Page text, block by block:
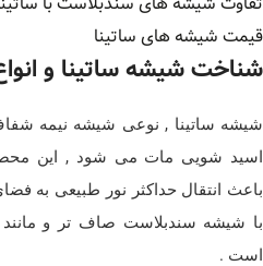
قیمت شیشه های ساتینا
شناخت شیشه ساتینا و
شیشه ساتینا , نوعی شیشه نیمه
اسید شویی مات می شود , این
باعث انتقال حداکثر نور طبیعی به
با شیشه سندبلاست صاف تر و
است .